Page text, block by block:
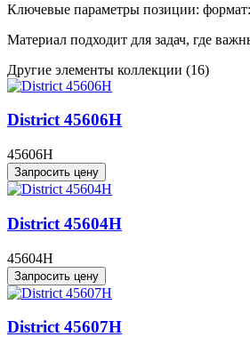
Ключевые параметры позиции: формат:
Материал подходит для задач, где
Другие элементы коллекции (16)
District 45606H
45606H
Запросить цену
District 45604H
45604H
Запросить цену
District 45607H